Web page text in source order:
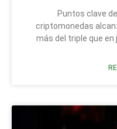
Puntos clave
criptomonedas
más del triple que en